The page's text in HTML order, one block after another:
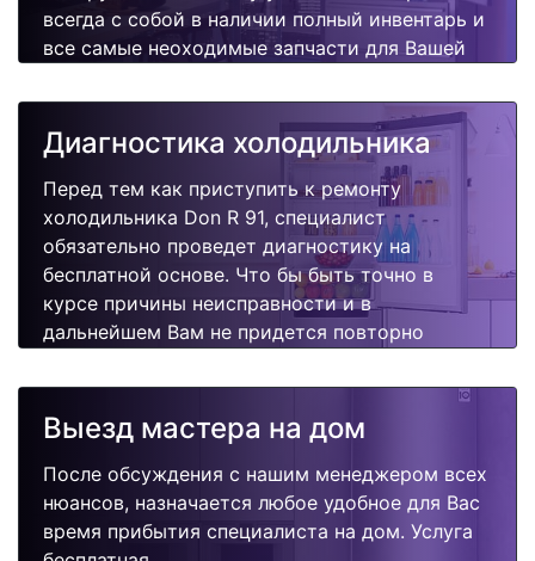
всегда с собой в наличии полный инвентарь и
все самые неоходимые запчасти для Вашей
качественно и недорого.
Диагностика холодильника
Перед тем как приступить к ремонту
холодильника Don R 91, специалист
обязательно проведет диагностику на
бесплатной основе. Что бы быть точно в
курсе причины неисправности и в
дальнейшем Вам не придется повторно
поломок.
Выезд мастера на дом
После обсуждения с нашим менеджером всех
нюансов, назначается любое удобное для Вас
время прибытия специалиста на дом. Услуга